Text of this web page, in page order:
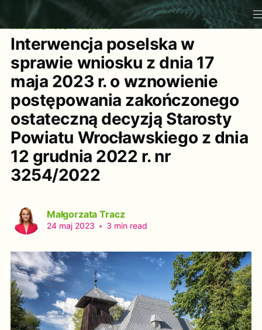
Interwencja poselska w
sprawie wniosku z dnia 17
maja 2023 r. o wznowienie
postępowania zakończonego
ostateczną decyzją Starosty
Powiatu Wrocławskiego z dnia
12 grudnia 2022 r. nr
3254/2022
Małgorzata Tracz
24 maj 2023 • 3 min read